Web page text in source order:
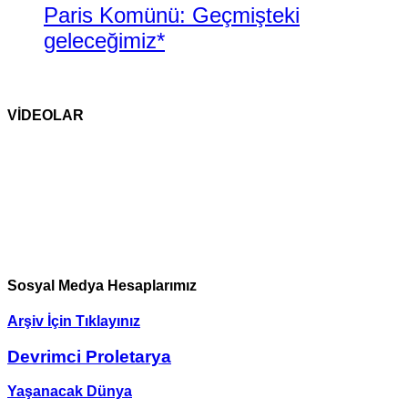
Paris Komünü: Geçmişteki
geleceğimiz*
VİDEOLAR
Sosyal Medya Hesaplarımız
Arşiv İçin Tıklayınız
Devrimci Proletarya
Yaşanacak Dünya